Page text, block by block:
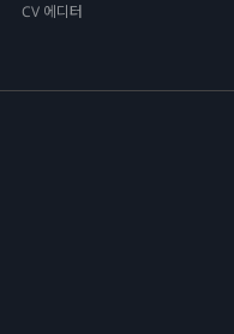
CV 에디터